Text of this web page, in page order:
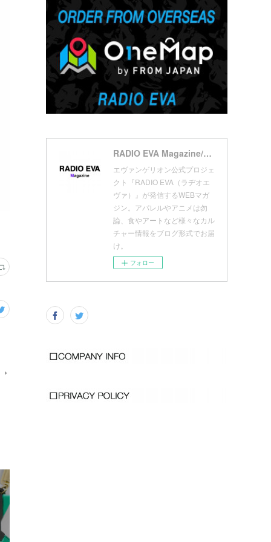
(7)
(10 )
(5)
(11)
9
(18)
(17 )
(13
(16)
RADIO EVA Magazine/ラヂオエヴァ マガジン
エヴァンゲリオン公式プロジェ
クト『RADIO EVA（ラヂオエ
ヴァ）』が発信するWEBマガ
ジン。アパレルやアニメは勿
論、食やアートなど様々なカル
チャー情報をブログ形式でお届
け。
フォロー